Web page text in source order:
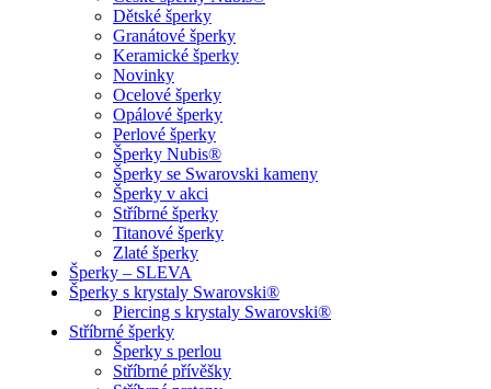
Dětské šperky
Granátové šperky
Keramické šperky
Novinky
Ocelové šperky
Opálové šperky
Perlové šperky
Šperky Nubis®
Šperky se Swarovski kameny
Šperky v akci
Stříbrné šperky
Titanové šperky
Zlaté šperky
Šperky – SLEVA
Šperky s krystaly Swarovski®
Piercing s krystaly Swarovski®
Stříbrné šperky
Šperky s perlou
Stříbrné přívěšky